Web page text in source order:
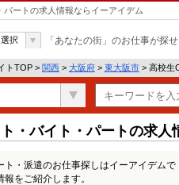
ートの求人情報ならイーアイデム
択 「あなたの街」のお仕事が探
トTOP > 関西 > 大阪府 > 東大阪市 > 高校生
・バイト・パートの求人
・派遣のお仕事探しはイーアイデムで
をご紹介します。